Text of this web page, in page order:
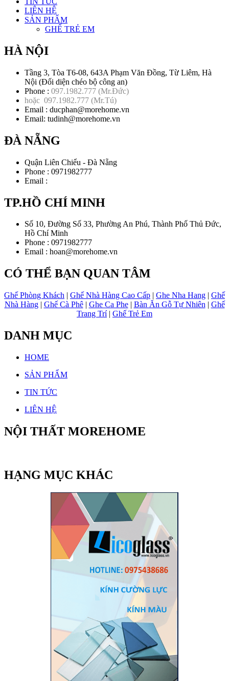
LIÊN HỆ
SẢN PHẨM
GHẾ TRẺ EM
HÀ NỘI
Tầng 3, Tòa T6-08, 643A Phạm Văn Đồng, Từ Liêm, Hà
Nội (Đối diện chéo bộ công an)
Phone : 097.1982.777 (Mr.Đức)
hoặc 097.1982.777 (Mr.Tú)
Email : ducphan@morehome.vn
Email: tudinh@morehome.vn
ĐÀ NẴNG
Quận Liên Chiểu - Đà Nẵng
Phone : 0971982777
Email :
TP.HỒ CHÍ MINH
Số 10, Đường Số 33, Phường An Phú, Thành Phố Thủ Đức,
Hồ Chí Minh
Phone : 0971982777
Email : hoan@morehome.vn
CÓ THỂ BẠN QUAN TÂM
Ghế Phòng Khách | Ghế Nhà Hàng Cao Cấp | Ghe Nha Hang | Ghế
Nhà Hàng| Ghế Cà Phê| Ghe Ca Phe| Bàn Ăn Gỗ Tự Nhiên | Ghế
Trang Trí| Ghế Trẻ Em
DANH MỤC
HOME
SẢN PHẨM
TIN TỨC
LIÊN HỆ
NỘI THẤT MOREHOME
HẠNG MỤC KHÁC